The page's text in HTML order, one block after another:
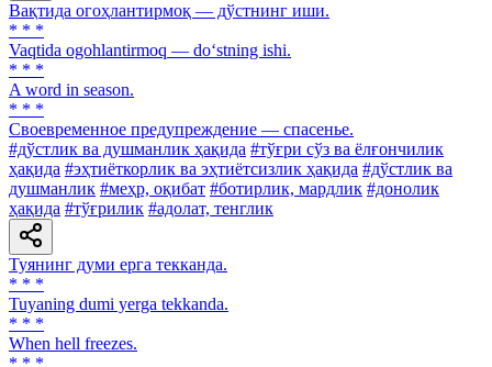
Вақтида огоҳлантирмоқ — дўстнинг иши.
* * *
Vaqtida ogohlantirmoq — do‘stning ishi.
* * *
A word in season.
* * *
Своевременное предупреждение — спасенье.
#дўстлик ва душманлик ҳақида #тўғри сўз ва ёлғончилик
ҳақида #эҳтиёткорлик ва эҳтиётсизлик ҳақида #дўстлик ва
душманлик #меҳр, оқибат #ботирлик, мардлик #донолик
ҳақида #тўғрилик #адолат, тенглик
Туянинг думи ерга текканда.
* * *
Tuyaning dumi yerga tekkanda.
* * *
When hell freezes.